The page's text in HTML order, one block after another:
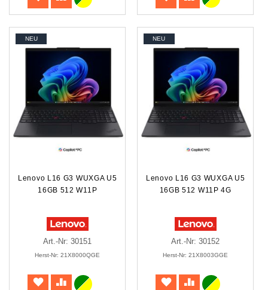
NEU
Lenovo L16 G3 WUXGA U5
16GB 512 W11P
Art.-Nr: 30151
Herst-Nr: 21X8000QGE
NEU
Lenovo L16 G3 WUXGA U5
16GB 512 W11P 4G
Art.-Nr: 30152
Herst-Nr: 21X8003GGE